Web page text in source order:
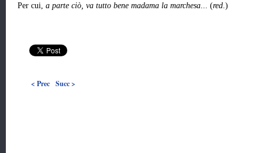
Per cui, a parte ciò, va tutto bene madama la marchesa... (red.)
< Prec Succ >